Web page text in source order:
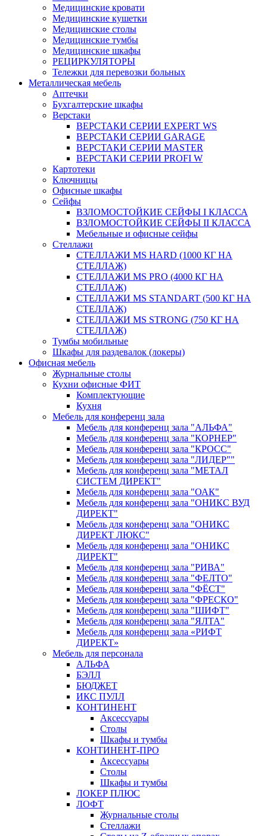
Медицинские кровати
Медицинские кушетки
Медицинские столы
Медицинские тумбы
Медицинские шкафы
РЕЦИРКУЛЯТОРЫ
Тележки для перевозки больных
Металлическая мебель
Аптечки
Бухгалтерские шкафы
Верстаки
ВЕРСТАКИ СЕРИИ EXPERT WS
ВЕРСТАКИ СЕРИИ GARAGE
ВЕРСТАКИ СЕРИИ MASTER
ВЕРСТАКИ СЕРИИ PROFI W
Картотеки
Ключницы
Офисные шкафы
Сейфы
ВЗЛОМОСТОЙКИЕ СЕЙФЫ I КЛАССА
ВЗЛОМОСТОЙКИЕ СЕЙФЫ II КЛАССА
Мебельные и офисные сейфы
Стеллажи
СТЕЛЛАЖИ MS HARD (1000 КГ НА
СТЕЛЛАЖ)
СТЕЛЛАЖИ MS PRO (4000 КГ НА
СТЕЛЛАЖ)
СТЕЛЛАЖИ MS STANDART (500 КГ НА
СТЕЛЛАЖ)
СТЕЛЛАЖИ MS STRONG (750 КГ НА
СТЕЛЛАЖ)
Тумбы мобильные
Шкафы для раздевалок (локеры)
Офисная мебель
Журнальные столы
Кухни офисные ФИТ
Комплектующие
Кухня
Мебель для конференц зала
Мебель для конференц зала "АЛЬФА"
Мебель для конференц зала "КОРНЕР"
Мебель для конференц зала "КРОСС"
Мебель для конференц зала "ЛИДЕР""
Мебель для конференц зала "МЕТАЛ
СИСТЕМ ДИРЕКТ"
Мебель для конференц зала "ОАК"
Мебель для конференц зала "ОНИКС ВУД
ДИРЕКТ"
Мебель для конференц зала "ОНИКС
ДИРЕКТ ЛЮКС"
Мебель для конференц зала "ОНИКС
ДИРЕКТ"
Мебель для конференц зала "РИВА"
Мебель для конференц зала "ФЕЛТО"
Мебель для конференц зала "ФЁСТ"
Мебель для конференц зала "ФРЕСКО"
Мебель для конференц зала "ШИФТ"
Мебель для конференц зала "ЯЛТА"
Мебель для конференц зала «РИФТ
ДИРЕКТ»
Мебель для персонала
АЛЬФА
БЭЛЛ
БЮДЖЕТ
ИКС ПУЛЛ
КОНТИНЕНТ
Аксессуары
Столы
Шкафы и тумбы
КОНТИНЕНТ-ПРО
Аксессуары
Столы
Шкафы и тумбы
ЛОКЕР ПЛЮС
ЛОФТ
Журнальные столы
Стеллажи